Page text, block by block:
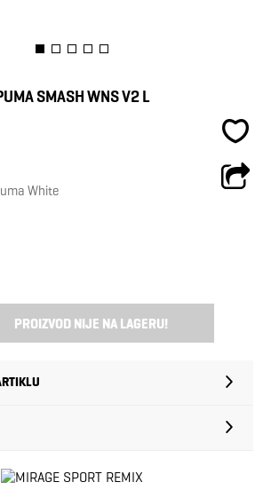
SMASH WNS V2 L
White
PROIZVOD NIJE NA LAGERU!